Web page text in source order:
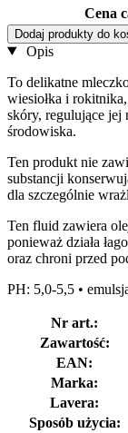
Cena
Dodaj produkty do
Opis
To delikatne
wiesiołka i
skóry, regulujące jej
środowiska.
Ten produkt nie
substancji
dla szczególnie
Ten fluid zawiera
ponieważ działa
oraz chroni przed
PH: 5,0-5,5 •
Nr art.:
Zawartość:
EAN:
Marka:
Lavera:
Sposób użycia: